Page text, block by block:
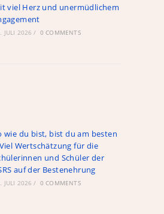
viel Herz und unermüdlichem
JULI 2026 / 0 COMMENTS
wie du bist, bist du am besten
Wertschätzung für die
und Schüler der
auf der Bestenehrung
JULI 2026 / 0 COMMENTS